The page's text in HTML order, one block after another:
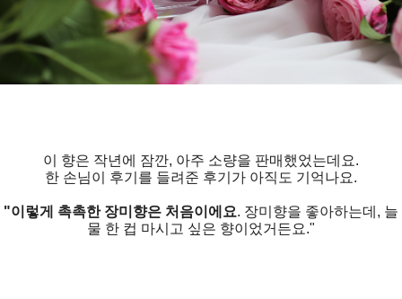
이 향은 작년에 잠깐, 아주 소량을 판매했었는데요.
한 손님이 후기를 들려준 후기가 아직도 기억나요.
"이렇게 촉촉한 장미향은 처음이에요. 장미향을 좋아하는데, 늘
물 한 컵 마시고 싶은 향이었거든요."